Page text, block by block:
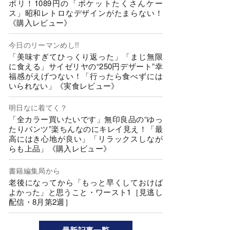
ポリ！1089円の「ポケットたくさんケー
ス」昭和レトロなデザインがたまらない！
《購入レビュー》
今日のリーマンめし!!
「美味すぎてひっくり返った」「まじ無限
に食える」サイゼリヤの“250円デザート”幸
福感がえげつない！「行ったら食べずには
いられない」《実食レビュー》
明日なに着てく？
「全カラー買いたいです」無印良品の“ゆっ
たりパンツ”楽ちんなのにキレイ見え！「最
高にはき心地が良い」「リラックスしなが
らも上品」《購入レビュー》
書籍編集局から
老後になってから「もっと早くしておけば
よかった」と思うこと・ワースト1［見逃し
配信・8月第2週］